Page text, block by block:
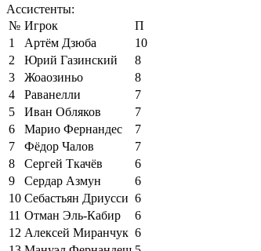
Ассистенты:
№ Игрок
П
1
Артём Дзюба
10
2
Юрий Газинский
8
3
Жоаозиньо
8
4
Раванелли
7
5
Иван Обляков
7
6
Марио Фернандес
7
7
Фёдор Чалов
7
8
Сергей Ткачёв
6
9
Сердар Азмун
6
10 Себастьян Дриусси 6
11 Отман Эль-Кабир
6
12 Алексей Миранчук 6